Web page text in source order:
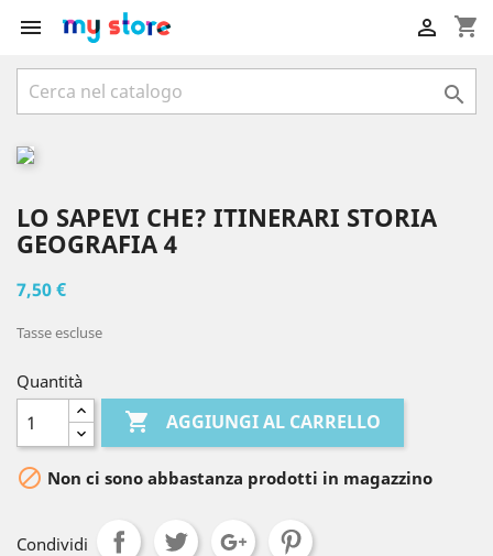
 shopping_cart


LO SAPEVI CHE? ITINERARI STORIA
GEOGRAFIA 4
7,50 €
Tasse escluse
Quantità
 AGGIUNGI AL CARRELLO
 Non ci sono abbastanza prodotti in magazzino
Condividi